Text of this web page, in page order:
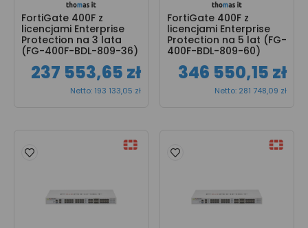
FortiGate 400F z
licencjami Enterprise
Protection na 3 lata
(FG-400F-BDL-809-36)
237 553,65 zł
Netto: 193 133,05 zł
FortiGate 400F z
licencjami Enterprise
Protection na 5 lat (FG-
400F-BDL-809-60)
346 550,15 zł
Netto: 281 748,09 zł